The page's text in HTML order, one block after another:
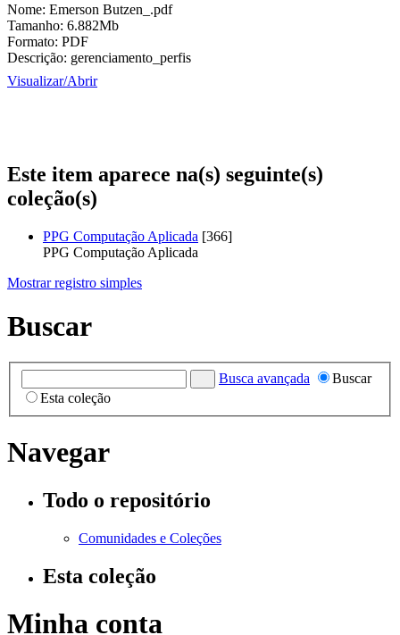
Nome: Emerson Butzen_.pdf
Tamanho: 6.882Mb
Formato: PDF
Descrição: gerenciamento_perfis
Visualizar/Abrir
Este item aparece na(s) seguinte(s)
coleção(s)
PPG Computação Aplicada [366]
PPG Computação Aplicada
Mostrar registro simples
Buscar
Busca avançada
Buscar
Esta coleção
Navegar
Todo o repositório
Comunidades e Coleções
Esta coleção
Minha conta